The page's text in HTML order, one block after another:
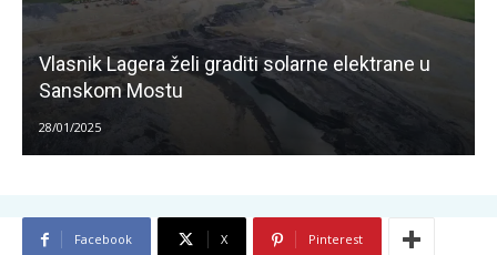
Vlasnik Lagera želi graditi solarne elektrane u
Sanskom Mostu
28/01/2025
Facebook X Pinterest